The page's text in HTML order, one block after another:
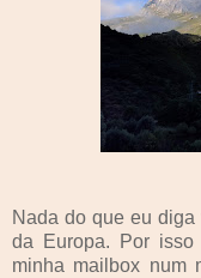
Nada do que eu
da Europa. Por
minha mailbox num